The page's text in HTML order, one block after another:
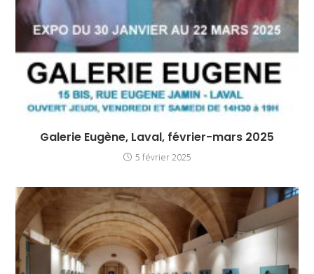
Galerie Eugène, Laval, février-mars 2025
5 février 2025